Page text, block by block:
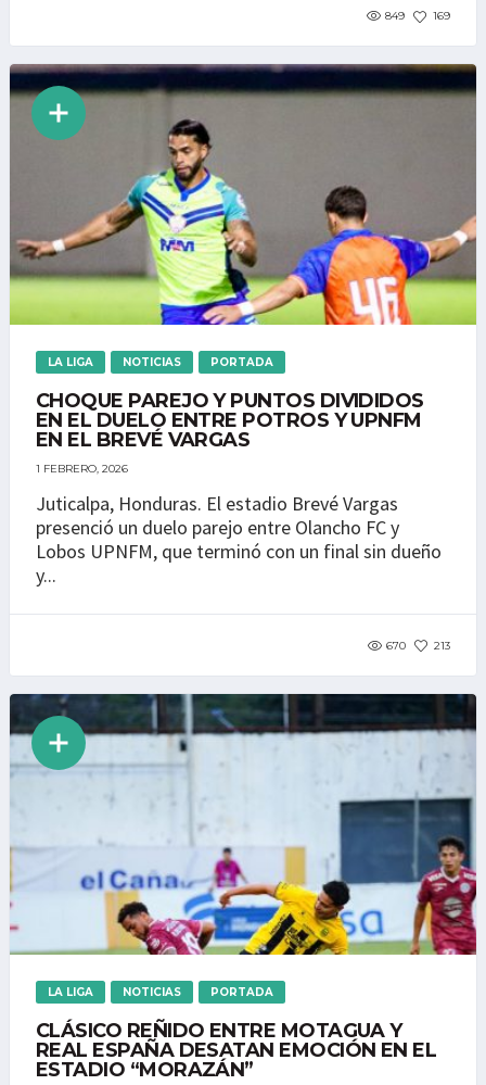
849 169
LA LIGA NOTICIAS PORTADA
CHOQUE PAREJO Y PUNTOS DIVIDIDOS
EN EL DUELO ENTRE POTROS Y UPNFM
EN EL BREVÉ VARGAS
1 FEBRERO, 2026
Juticalpa, Honduras. El estadio Brevé Vargas
presenció un duelo parejo entre Olancho FC y
Lobos UPNFM, que terminó con un final sin dueño
y...
670 213
LA LIGA NOTICIAS PORTADA
CLÁSICO REÑIDO ENTRE MOTAGUA Y
REAL ESPAÑA DESATAN EMOCIÓN EN EL
ESTADIO “MORAZÁN”